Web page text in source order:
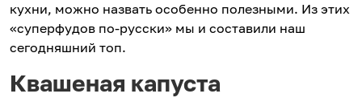
кухни, можно назвать особенно полезными. Из этих
«суперфудов по-русски» мы и составили наш
сегодняшний топ.
Квашеная капуста